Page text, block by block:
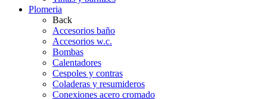
Plomeria
Back
Accesorios baño
Accesorios w.c.
Bombas
Calentadores
Cespoles y contras
Coladeras y resumideros
Conexiones acero cromado